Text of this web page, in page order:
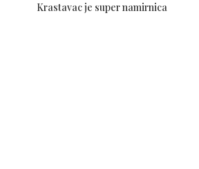
Krastavac je super namirnica